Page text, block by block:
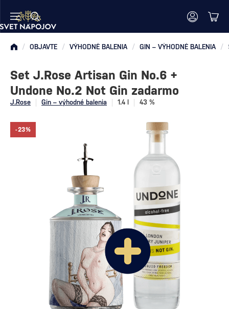
/ OBJAVTE / VÝHODNÉ BALENIA / GIN – VÝHODNÉ BALENIA /
-23%
J.Rose Gin – výhodné balenia 1.4 l 43 %
Set J.Rose Artisan Gin No.6 +
Undone No.2 Not Gin zadarmo